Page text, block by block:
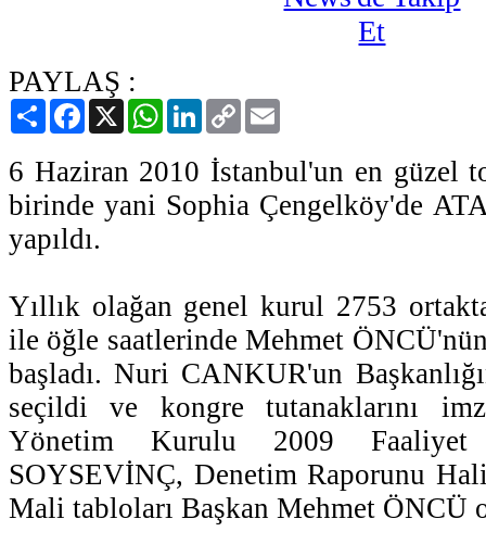
PAYLAŞ :
PaylaşFacebook
X WhatsAppLinkedIn
Copy
Link
6 Haziran 2010 İstanbul'un en güzel
birinde yani Sophia Çengelköy'de
yapıldı.
Yıllık olağan genel kurul 2753
ile öğle saatlerinde Mehmet ÖNCÜ'nün
başladı. Nuri CANKUR'un
seçildi ve kongre tutanaklarını
Yönetim Kurulu 2009 Faaliyet
SOYSEVİNÇ, Denetim Raporunu
Mali tabloları Başkan Mehmet ÖNCÜ